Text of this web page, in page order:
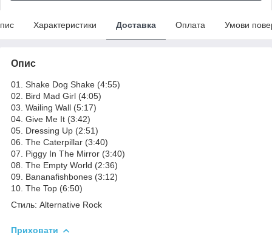
Характеристики Доставка Оплата Умови
Опис
01. Shake Dog Shake (4:55)
02. Bird Mad Girl (4:05)
03. Wailing Wall (5:17)
04. Give Me It (3:42)
05. Dressing Up (2:51)
06. The Caterpillar (3:40)
07. Piggy In The Mirror (3:40)
08. The Empty World (2:36)
09. Bananafishbones (3:12)
10. The Top (6:50)
Стиль: Alternative Rock
Приховати